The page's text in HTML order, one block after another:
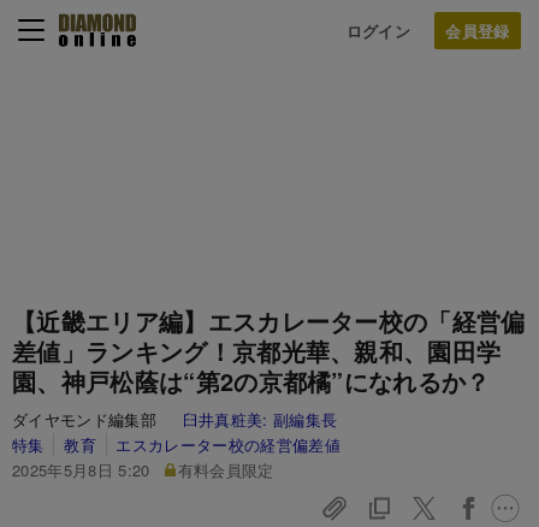
ログイン
【近畿エリア編】エスカレーター校の「経営偏
差値」ランキング！京都光華、親和、園田学
園、神戸松蔭は“第2の京都橘”になれるか？
ダイヤモンド編集部 臼井真粧美:副編集長
特集
教育
エスカレーター校の経営偏差値
2025年5月8日 5:20
有料会員限定